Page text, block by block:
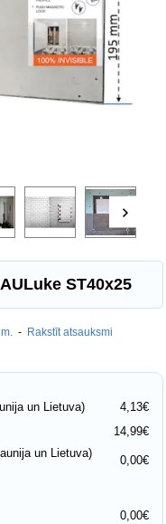
ST40x25
- Rakstīt atsauksmi
un Lietuva)
4,13€
14,99€
un Lietuva)
0,00€
0,00€